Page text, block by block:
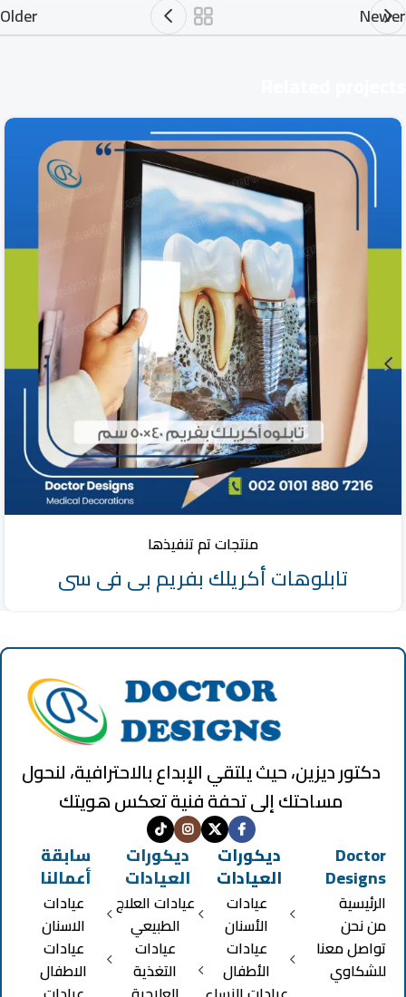
Newer
Older
منتجات تم تنفيذها
تابلوهات أكريلك بفريم بى فى سى
دكتور ديزين، حيث يلتقي الإبداع بالاحترافية، لنحول
مساحتك إلى تحفة فنية تعكس هويتك
Doctor
Designs
الرئيسية
من نحن
تواصل معنا
للشكاوي
ديكورات
العيادات
عيادات
الأسنان
عيادات
الأطفال
ديكورات
العيادات
عيادات العلاج
الطبيعي
عيادات
التغذية
سابقة
أعمالنا
عيادات
الاسنان
عيادات
الاطفال